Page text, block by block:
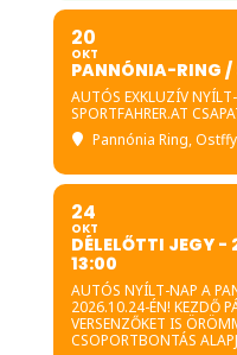
20
OKT
PANNÓNIA-RING /
AUTÓS EXKLUZÍV
SPORTFAHRER.AT
Pannónia Ring,
24
OKT
DÉLELŐTTI JEGY
13:00
AUTÓS NYÍLT-NAP A
2026.10.24-ÉN! KEZDŐ
VERSENZŐKET IS
CSOPORTBONTÁS